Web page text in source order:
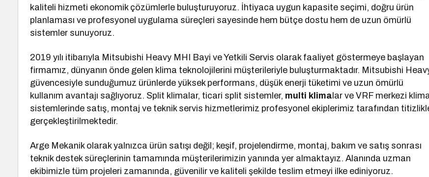
kaliteli hizmeti ekonomik çözümlerle buluşturuyoruz. İhtiyaca uygun kapasite seçimi, doğru ürün
planlaması ve profesyonel uygulama süreçleri sayesinde hem bütçe dostu hem de uzun ömürlü
sistemler sunuyoruz.
2019 yılı itibarıyla Mitsubishi Heavy MHI Bayi ve Yetkili Servis olarak faaliyet göstermeye başlayan
firmamız, dünyanın önde gelen klima teknolojilerini müşterileriyle buluşturmaktadır. Mitsubishi
güvencesiyle sunduğumuz ürünlerde yüksek performans, düşük enerji tüketimi ve uzun ömürlü
kullanım avantajı sağlıyoruz. Split klimalar, ticari split sistemler, multi klima lar ve VRF merkezi
sistemlerinde satış, montaj ve teknik servis hizmetlerimiz profesyonel ekiplerimiz tarafından
gerçekleştirilmektedir.
Arge Mekanik olarak yalnızca ürün satışı değil; keşif, projelendirme, montaj, bakım ve satış sonrası
teknik destek süreçlerinin tamamında müşterilerimizin yanında yer almaktayız. Alanında uzman
ekibimizle tüm projeleri zamanında, güvenilir ve kaliteli şekilde teslim etmeyi ilke ediniyoruz.